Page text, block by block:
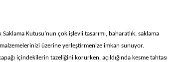
Saklama Kutusu’nun çok işlevli tasarımı, baharatlık, saklama
üzerine yerleştirmenize imkan sunuyor.
içindekilerin tazeliğini korurken, açıldığında kesme tahtası